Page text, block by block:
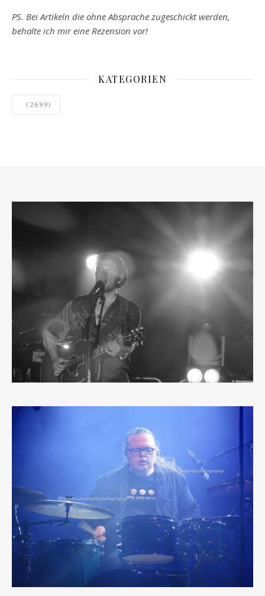
PS. Bei Artikeln die ohne Absprache zugeschickt werden,
behalte ich mir eine Rezension vor!
KATEGORIEN
. (2699)